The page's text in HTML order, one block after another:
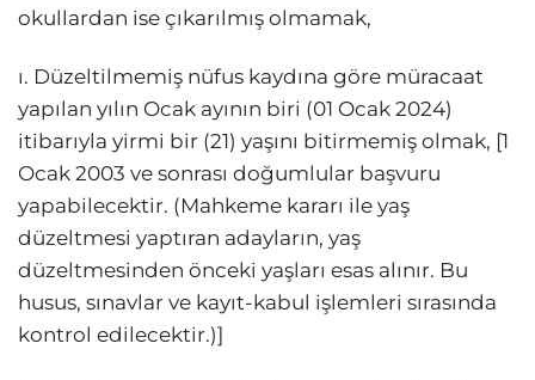
okullardan ise çıkarılmış olmamak,
ı. Düzeltilmemiş nüfus kaydına göre müracaat
yapılan yılın Ocak ayının biri (01 Ocak 2024)
itibarıyla yirmi bir (21) yaşını bitirmemiş olmak, [1
Ocak 2003 ve sonrası doğumlular başvuru
yapabilecektir. (Mahkeme kararı ile yaş
düzeltmesi yaptıran adayların, yaş
düzeltmesinden önceki yaşları esas alınır. Bu
husus, sınavlar ve kayıt-kabul işlemleri sırasında
kontrol edilecektir.)]